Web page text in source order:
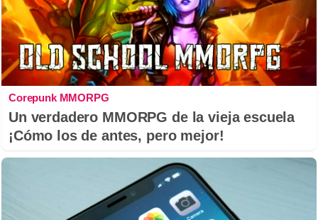
Corepunk MMORPG
Un verdadero MMORPG de la vieja escuela
¡Cómo los de antes, pero mejor!